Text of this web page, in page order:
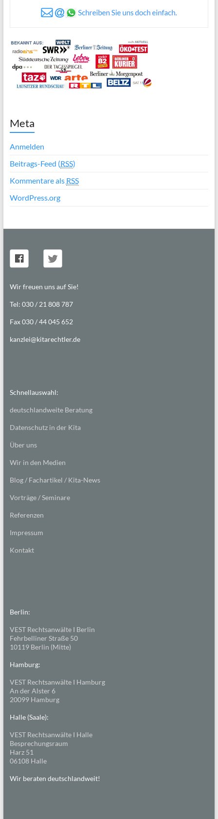
Meta
Anmelden
Beitrags-Feed (RSS)
Kommentare als RSS
WordPress.org
Wir freuen uns auf Sie!
Tel: 030 / 21 808 787
Fax 030 / 44 045 652
kanzlei@kitarechtler.de
Schnellauswahl:
deutschlandweite Beratung
Datenschutz in der Kita
Über uns
Wir in den Medien
Blog / Fachartikel / Kita-News
Vorträge / Seminare
Referenzen
Impressum
Kontakt
Berlin:
VEST Rechtsanwälte I Berlin
Fehrbelliner Straße 50
10119 Berlin (Mitte)
Hamburg:
VEST Rechtsanwälte I Hamburg
An der Alster 6
20099 Hamburg
Halle (Saale):
VEST Rechtsanwälte I Halle
Besprechungsraum
Harz 51
06108 Halle
Wir beraten deutschlandweit!